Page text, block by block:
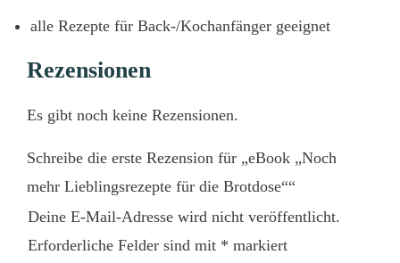
alle Rezepte für Back-/Kochanfänger geeignet
Rezensionen
Es gibt noch keine Rezensionen.
Schreibe die erste Rezension für „eBook „Noch
mehr Lieblingsrezepte für die Brotdose““
Deine E-Mail-Adresse wird nicht veröffentlicht.
Erforderliche Felder sind mit * markiert